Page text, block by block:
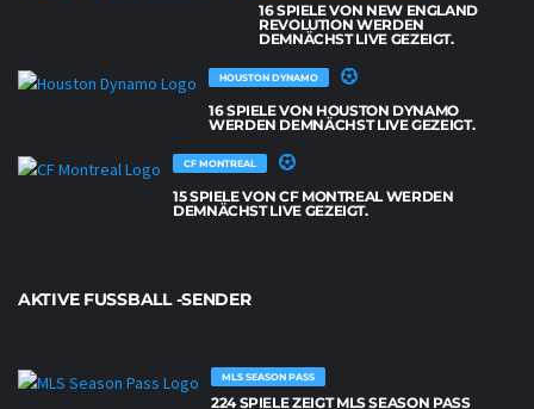
16 SPIELE VON NEW ENGLAND
REVOLUTION WERDEN
DEMNÄCHST LIVE GEZEIGT.
HOUSTON DYNAMO
16 SPIELE VON HOUSTON DYNAMO
WERDEN DEMNÄCHST LIVE GEZEIGT.
CF MONTREAL
15 SPIELE VON CF MONTREAL WERDEN
DEMNÄCHST LIVE GEZEIGT.
AKTIVE FUSSBALL -SENDER
MLS SEASON PASS
224 SPIELE ZEIGT MLS SEASON PASS